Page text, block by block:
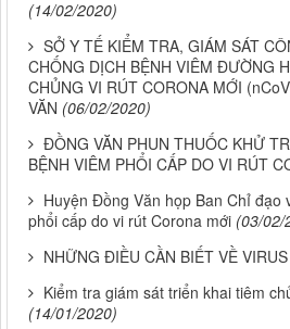
(14/02/2020)
SỞ Y TẾ KIỂM TRA, GIÁM SÁT
CHỐNG DỊCH BỆNH VIÊM ĐƯỜNG
CHỦNG VI RÚT CORONA MỚI
VĂN (06/02/2020)
ĐỒNG VĂN PHUN THUỐC KHỬ
BỆNH VIÊM PHỔI CẤP DO VI RÚT
Huyện Đồng Văn họp Ban Chỉ đạo
phổi cấp do vi rút Corona mới (03/02/
NHỮNG ĐIỀU CẦN BIẾT VỀ
Kiểm tra giám sát triển khai tiêm
(14/01/2020)